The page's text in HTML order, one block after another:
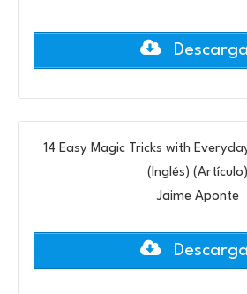
14 Easy Magic Tricks with
(Inglés) (Artículo)
Jaime Aponte